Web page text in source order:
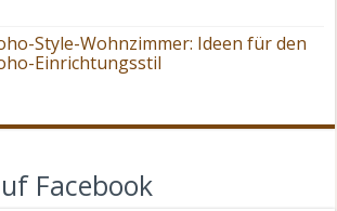
Style-Wohnzimmer: Ideen für den
Einrichtungsstil
Facebook